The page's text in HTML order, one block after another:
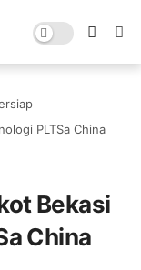
PLTSa China
Bekasi
China